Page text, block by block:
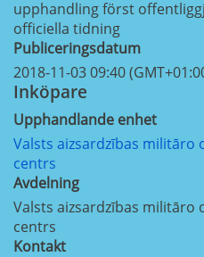
upphandling först
officiella tidning
Publiceringsdatum
2018-11-03 09:40
Inköpare
Upphandlande enhet
Valsts aizsardzības militāro
centrs
Avdelning
Valsts aizsardzības militāro
centrs
Kontakt